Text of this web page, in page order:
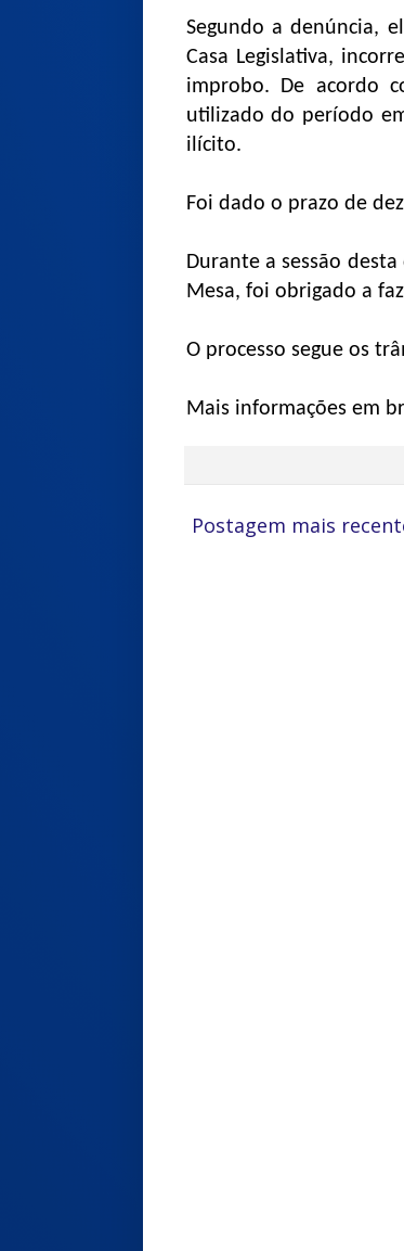
Segundo a denúncia,
Casa Legislativa,
improbo. De acordo
utilizado do período
ilícito.
Foi dado o prazo de
Durante a sessão
Mesa, foi obrigado a
O processo segue os
Mais informações em
Postagem mais